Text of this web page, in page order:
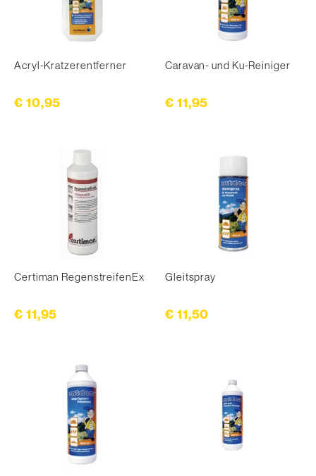
Acryl-Kratzerentferner
€ 10,95
Caravan- und Ku-Reiniger
€ 11,95
Certiman RegenstreifenEx
€ 11,95
Gleitspray
€ 11,50